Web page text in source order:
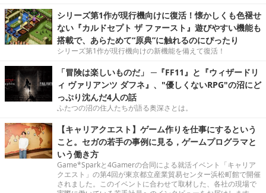
シリーズ第1作が現行機向けに復活！懐かしくも色褪せ
ない『カルドセプト ザ ファースト』遊びやすい機能も
搭載で、あらためて“原典”に触れるのにぴったり
シリーズ第1作が現行機向けの新機能を備えて復活！
「冒険は楽しいものだ」 ─『FF11』と『ウィザードリ
ィ ヴァリアンツ ダフネ』、"優しくないRPG"の沼にど
っぷり沈んだ4人の話
ふたつの沼の住人たちが語る奥深さとは。
【キャリアクエスト】ゲーム作りを仕事にするという
こと。セガの若手の事例に見る，ゲームプログラマと
いう働き方
Game*Sparkと4Gamerの合同による就活イベント「キャリア
クエスト」の第4回が東京都立産業貿易センター浜松町館で開催
されました。このイベントに合わせて取材した、各社の現場で